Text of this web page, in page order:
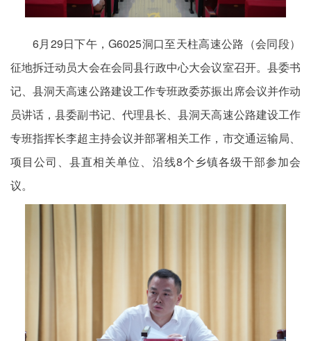
6月29日下午，G6025洞口至天柱高速公路（会同段）
征地拆迁动员大会在会同县行政中心大会议室召开。县委书
记、县洞天高速公路建设工作专班政委苏振出席会议并作动
员讲话，县委副书记、代理县长、县洞天高速公路建设工作
专班指挥长李超主持会议并部署相关工作，市交通运输局、
项目公司、县直相关单位、沿线8个乡镇各级干部参加会
议。